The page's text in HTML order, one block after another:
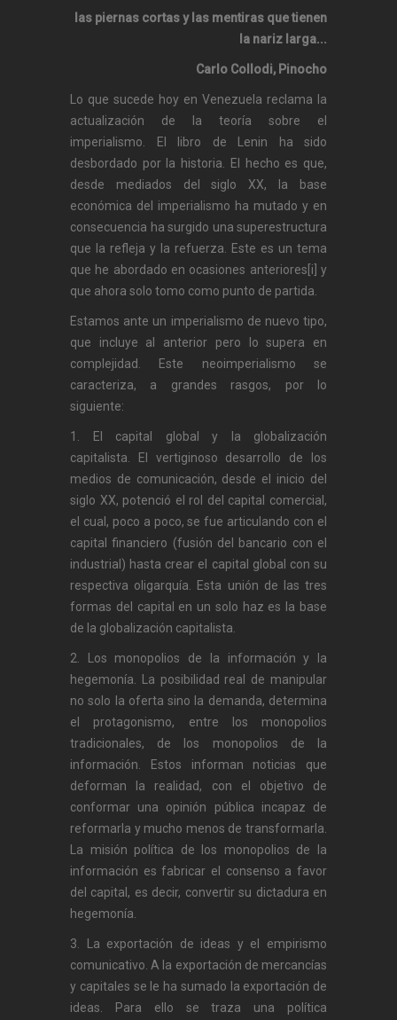
las piernas cortas y las mentiras que tienen
la nariz larga...
Carlo Collodi, Pinocho
Lo que sucede hoy en Venezuela reclama la
actualización de la teoría sobre el
imperialismo. El libro de Lenin ha sido
desbordado por la historia. El hecho es que,
desde mediados del siglo XX, la base
económica del imperialismo ha mutado y en
consecuencia ha surgido una superestructura
que la refleja y la refuerza. Este es un tema
que he abordado en ocasiones anteriores[i] y
que ahora solo tomo como punto de partida.
Estamos ante un imperialismo de nuevo tipo,
que incluye al anterior pero lo supera en
complejidad. Este neoimperialismo se
caracteriza, a grandes rasgos, por lo
siguiente:
1. El capital global y la globalización
capitalista. El vertiginoso desarrollo de los
medios de comunicación, desde el inicio del
siglo XX, potenció el rol del capital comercial,
el cual, poco a poco, se fue articulando con el
capital financiero (fusión del bancario con el
industrial) hasta crear el capital global con su
respectiva oligarquía. Esta unión de las tres
formas del capital en un solo haz es la base
de la globalización capitalista.
2. Los monopolios de la información y la
hegemonía. La posibilidad real de manipular
no solo la oferta sino la demanda, determina
el protagonismo, entre los monopolios
tradicionales, de los monopolios de la
información. Estos informan noticias que
deforman la realidad, con el objetivo de
conformar una opinión pública incapaz de
reformarla y mucho menos de transformarla.
La misión política de los monopolios de la
información es fabricar el consenso a favor
del capital, es decir, convertir su dictadura en
hegemonía.
3. La exportación de ideas y el empirismo
comunicativo. A la exportación de mercancías
y capitales se le ha sumado la exportación de
ideas. Para ello se traza una política